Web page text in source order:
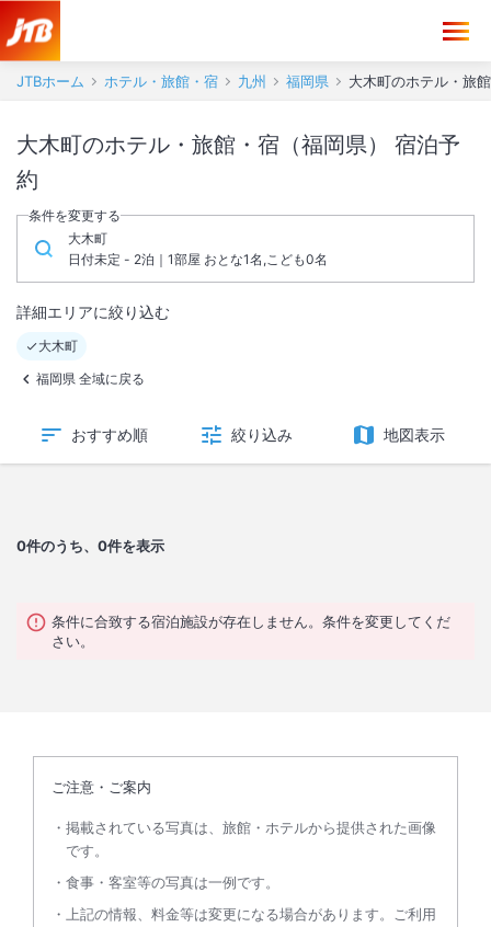
JTBホーム ホテル・旅館・宿 九州 福岡県 大木町のホテル・旅
大木町のホテル・旅館・宿（福岡県） 宿泊予
約
条件を変更する
大木町
日付未定 - 2泊｜1部屋 おとな1名,こども0名
詳細エリアに絞り込む
大木町
福岡県 全域に戻る
おすすめ順 絞り込み 地図表示
0件のうち、0件を表示
条件に合致する宿泊施設が存在しません。条件を変更してくだ
さい。
ご注意・ご案内
掲載されている写真は、旅館・ホテルから提供された画像
です。
食事・客室等の写真は一例です。
上記の情報、料金等は変更になる場合があります。ご利用